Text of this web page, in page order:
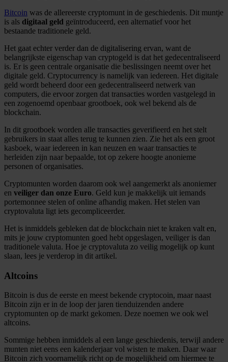
Bitcoin was de allereerste cryptomunt in de geschiedenis. Dit muntje
is als digitaal geld geïntroduceerd, een alternatief voor het
bestaande traditionele geld.
Het gaat echter verder dan de digitalisering ervan, want de
belangrijkste eigenschap van cryptogeld is dat het gedecentraliseerd
is. Er is geen centrale organisatie die beslissingen neemt over het
digitale geld. Cryptocurrency is namelijk van iedereen. Het digitale
geld wordt beheerd door een gedecentraliseerd netwerk van
computers, die ervoor zorgen dat transacties worden vastgelegd in
een zogenoemd openbaar grootboek, ook wel bekend als de
blockchain.
In dit grootboek worden alle transacties geverifieerd en het stelt
gebruikers in staat alles terug te kunnen zien. Zie het als een groot
kasboek, waar iedereen in kan neuzen en waar transacties te
herleiden zijn naar bepaalde, tot op zekere hoogte anonieme
personen of organisaties.
Cryptomunten worden daarom ook wel aangemerkt als anoniemer
en veiliger dan onze Euro. Geld kun je makkelijk uit iemands
portemonnee stelen of online afhandig maken. Het stelen van
cryptovaluta ligt iets gecompliceerder.
Het is inmiddels gebleken dat de blockchain niet te kraken valt en,
mits je jouw cryptomunten goed hebt opgeslagen, veiliger is dan
traditionele valuta. Hoe je cryptovaluta zo veilig mogelijk op kunt
slaan, lees je verderop in dit artikel.
Altcoins
Bitcoin is dus de eerste en meest bekende cryptocoin, maar naast
Bitcoin zijn er in de loop der jaren tienduizenden andere
cryptomunten op de markt gekomen. Deze noemen we ook wel
altcoins.
Sommige hebben inmiddels al een lange geschiedenis, terwijl andere
munten niet eens een kalenderjaar vol wisten te maken. Daar waar
Bitcoin zich voornamelijk richt op de mogelijkheid om hiermee te